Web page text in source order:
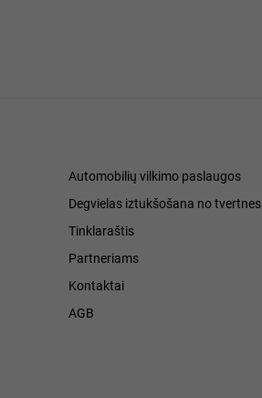
Automobilių vilkimo paslaugos
Degvielas iztukšošana no tvertnes
Tinklaraštis
Partneriams
Kontaktai
AGB